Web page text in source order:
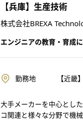
【兵庫】生産技術
株式会社BREXA
エンジニアの教育・育成
勤務地 【近
大手メーカーを中心とし
コ関連と様々な分野で機